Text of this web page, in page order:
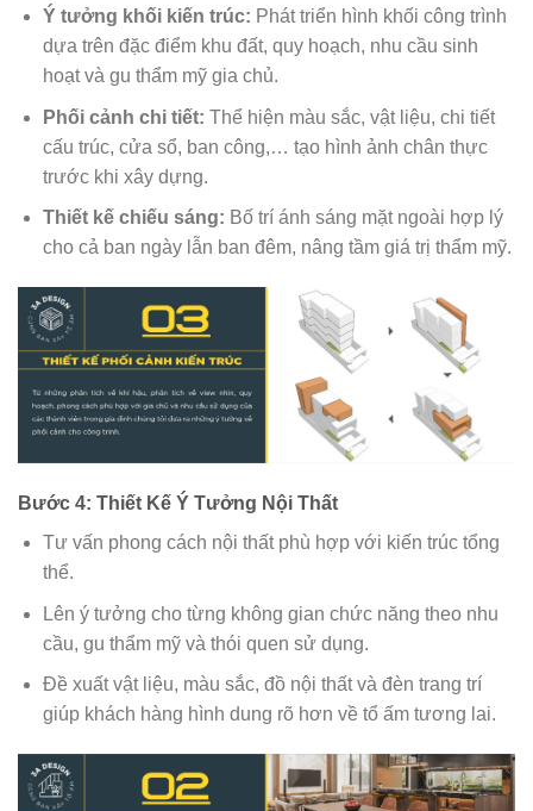
Ý tưởng khối kiến trúc: Phát triển hình khối công trình
dựa trên đặc điểm khu đất, quy hoạch, nhu cầu sinh
hoạt và gu thẩm mỹ gia chủ.
Phối cảnh chi tiết: Thể hiện màu sắc, vật liệu, chi tiết
cấu trúc, cửa sổ, ban công,… tạo hình ảnh chân thực
trước khi xây dựng.
Thiết kế chiếu sáng: Bố trí ánh sáng mặt ngoài hợp lý
cho cả ban ngày lẫn ban đêm, nâng tầm giá trị thẩm mỹ.
Bước 4: Thiết Kế Ý Tưởng Nội Thất
Tư vấn phong cách nội thất phù hợp với kiến trúc tổng
thể.
Lên ý tưởng cho từng không gian chức năng theo nhu
cầu, gu thẩm mỹ và thói quen sử dụng.
Đề xuất vật liệu, màu sắc, đồ nội thất và đèn trang trí
giúp khách hàng hình dung rõ hơn về tổ ấm tương lai.